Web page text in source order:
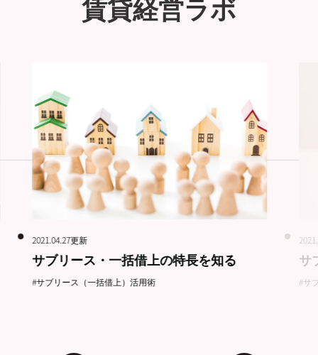
賃貸経営ラボ
2021.04.27更新
サブリース・一括借上の特長を知る
#サブリース（一括借上）活用術
サ
#サ